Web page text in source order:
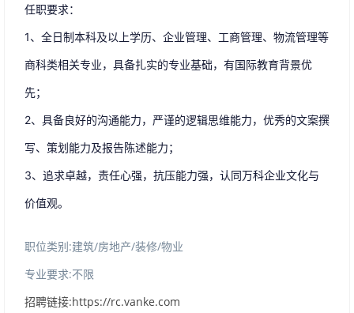
任职要求：
1、全日制本科及以上学历、企业管理、工商管理、物流管理等
商科类相关专业，具备扎实的专业基础，有国际教育背景优
先；
2、具备良好的沟通能力，严谨的逻辑思维能力，优秀的文案撰
写、策划能力及报告陈述能力；
3、追求卓越，责任心强，抗压能力强，认同万科企业文化与
价值观。
职位类别:建筑/房地产/装修/物业
专业要求:不限
招聘链接:https://rc.vanke.com